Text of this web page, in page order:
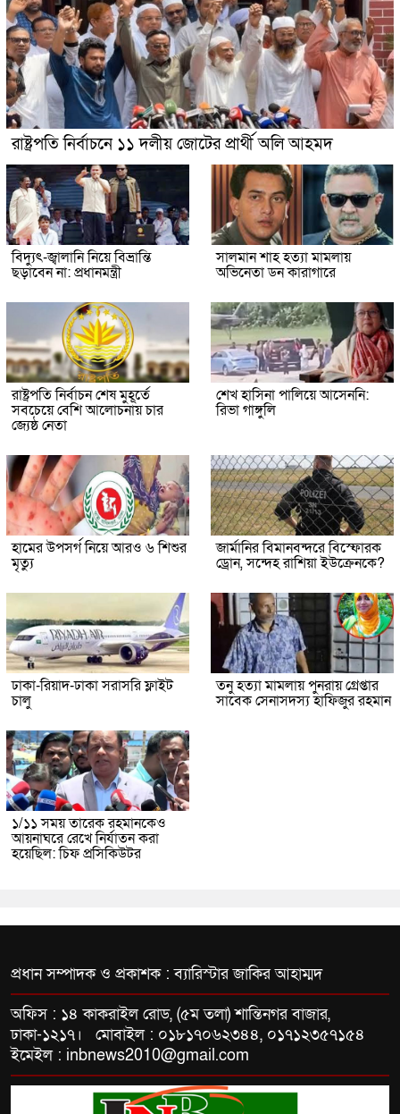
রাষ্ট্রপতি নির্বাচনে ১১ দলীয় জোটের প্রার্থী অলি আহমদ
বিদ্যুৎ-জ্বালানি নিয়ে বিভ্রান্তি
ছড়াবেন না: প্রধানমন্ত্রী
সালমান শাহ হত্যা মামলায়
অভিনেতা ডন কারাগারে
রাষ্ট্রপতি নির্বাচন শেষ মুহূর্তে
সবচেয়ে বেশি আলোচনায় চার
জ্যেষ্ঠ নেতা
শেখ হাসিনা পালিয়ে আসেননি:
রিভা গাঙ্গুলি
হামের উপসর্গ নিয়ে আরও ৬ শিশুর
মৃত্যু
জার্মানির বিমানবন্দরে বিস্ফোরক
ড্রোন, সন্দেহ রাশিয়া ইউক্রেনকে?
ঢাকা-রিয়াদ-ঢাকা সরাসরি ফ্লাইট
চালু
তনু হত্যা মামলায় পুনরায় গ্রেপ্তার
সাবেক সেনাসদস্য হাফিজুর রহমান
১/১১ সময় তারেক রহমানকেও
আয়নাঘরে রেখে নির্যাতন করা
হয়েছিল: চিফ প্রসিকিউটর
প্রধান সম্পাদক ও প্রকাশক : ব্যারিস্টার জাকির আহাম্মদ
অফিস : ১৪ কাকরাইল রোড, (৫ম তলা) শান্তিনগর বাজার,
ঢাকা-১২১৭। মোবাইল : ০১৮১৭০৬২৩৪৪, ০১৭১২৩৫৭১৫৪
ইমেইল : inbnews2010@gmail.com